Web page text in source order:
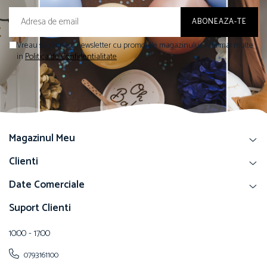
Vreau sa primesc newsletter cu promotiile magazinului. Afla mai multe
inPolitica de Confidentialitate
Magazinul Meu
Clienti
Date Comerciale
Suport Clienti
10:00 - 17:00
0793161100